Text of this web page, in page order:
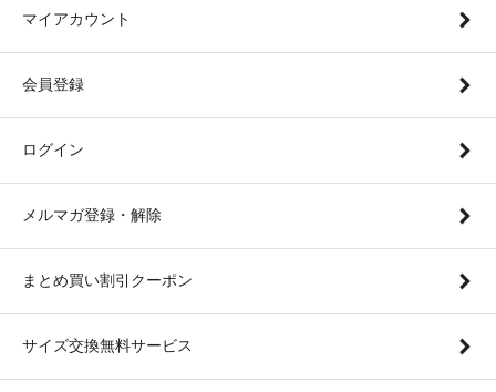
マイアカウント
会員登録
ログイン
メルマガ登録・解除
まとめ買い割引クーポン
サイズ交換無料サービス